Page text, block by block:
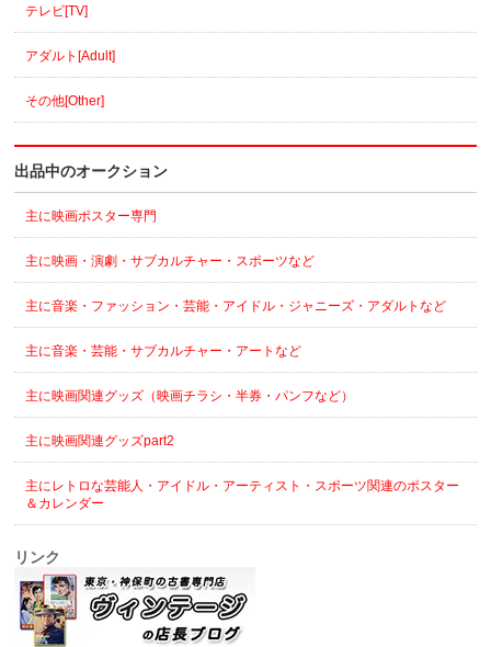
テレビ[TV]
アダルト[Adult]
その他[Other]
出品中のオークション
主に映画ポスター専門
主に映画・演劇・サブカルチャー・スポーツなど
主に音楽・ファッション・芸能・アイドル・ジャニーズ・アダルトなど
主に音楽・芸能・サブカルチャー・アートなど
主に映画関連グッズ（映画チラシ・半券・パンフなど）
主に映画関連グッズpart2
主にレトロな芸能人・アイドル・アーティスト・スポーツ関連のポスター
＆カレンダー
リンク